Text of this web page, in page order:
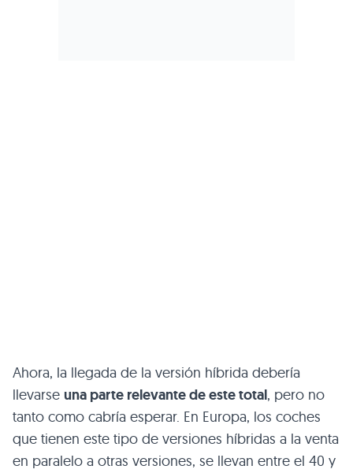
Ahora, la llegada de la versión híbrida debería
llevarse una parte relevante de este total, pero no
tanto como cabría esperar. En Europa, los coches
que tienen este tipo de versiones híbridas a la venta
en paralelo a otras versiones, se llevan entre el 40 y